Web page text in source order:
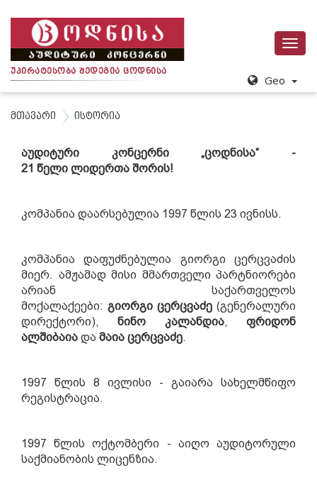
ᲣᲞᲘᲠᲐᲢᲔᲡᲝᲑᲐ ᲨᲔᲓᲔᲒᲘᲐ ᲪᲝᲓᲜᲘᲡᲐ
Geo
მთავარი ისტორია
აუდიტური კონცერნი „ცოდნისა“ -
21 წელი ლიდერთა შორის!
კომპანია დაარსებულია 1997 წლის 23 ივნისს.
კომპანიადაფუძნებულია გიორგი ცერცვაძის
მიერ. ამჟამად მისი მმართველი პარტნიორები
არიან საქართველოს
მოქალაქეები: გიორგი ცერცვაძე (გენერალური
დირექტორი),
ნინო კალანდია,
ფრიდონ
ალშიბაია და მაია ცერცვაძე.
1997 წლის 8 ივლისი - გაიარა სახელმწიფო
რეგისტრაცია.
1997 წლის ოქტომბერი - აიღო აუდიტორული
საქმიანობის ლიცენზია.